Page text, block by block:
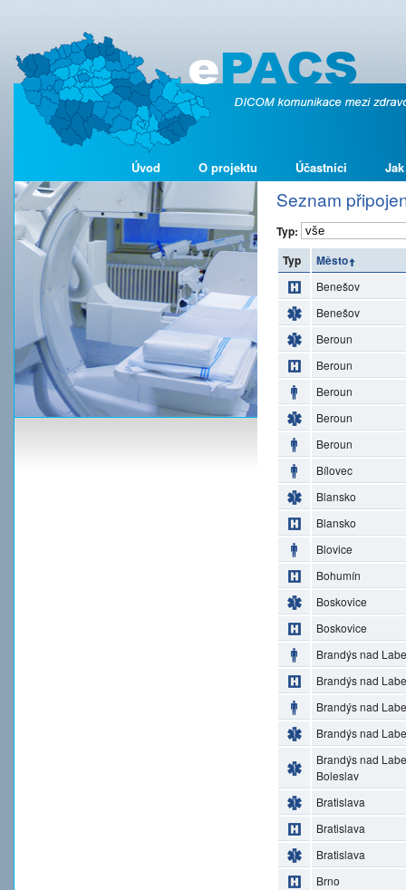
Úvod O projektu Účastníci
Seznam
Typ:
Typ
Město
Benešov
Benešov
Beroun
Beroun
Beroun
Beroun
Beroun
Bílovec
Blansko
Blansko
Blovice
Bohumín
Boskovice
Boskovice
Brandýs nad
Brandýs nad
Brandýs nad
Brandýs nad
Brandýs nad
Boleslav
Bratislava
Bratislava
Bratislava
Brno